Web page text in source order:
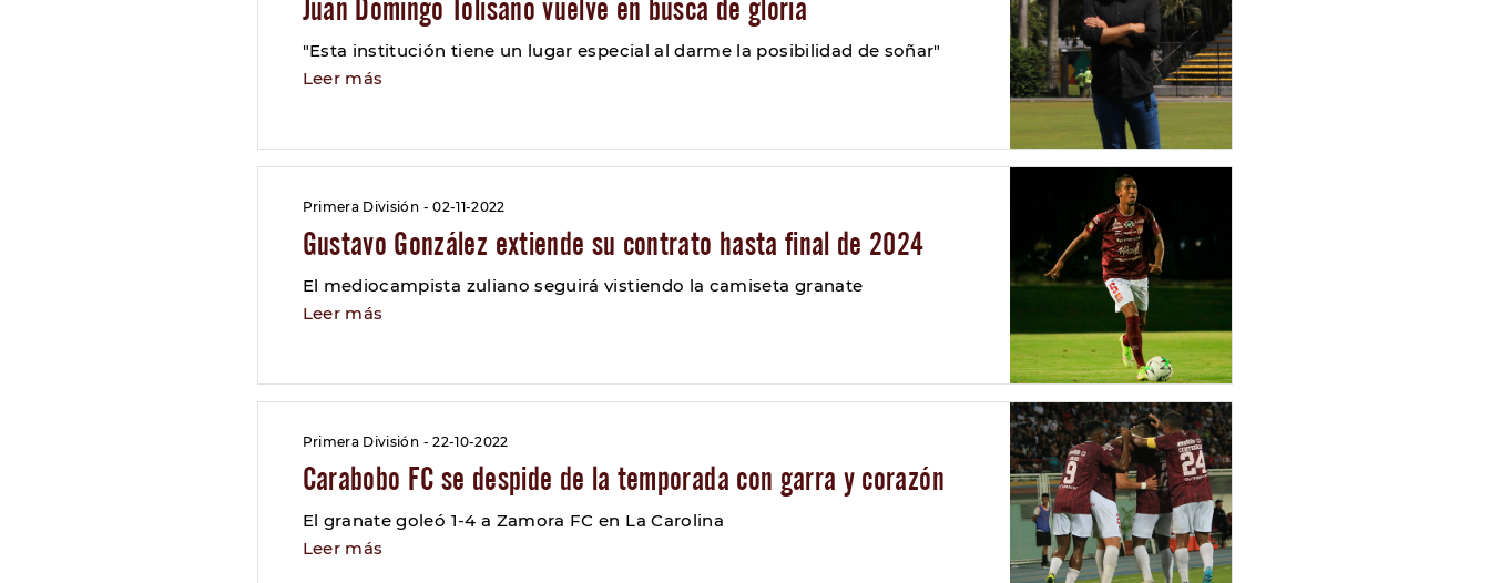
Juan Domingo Tolisano vuelve en busca de gloria
"Esta institución tiene un lugar especial al darme la posibilidad de soñar"
Leer más
Primera División - 02-11-2022
Gustavo González extiende su contrato hasta final de 2024
El mediocampista zuliano seguirá vistiendo la camiseta granate
Leer más
Primera División - 22-10-2022
Carabobo FC se despide de la temporada con garra y corazón
El granate goleó 1-4 a Zamora FC en La Carolina
Leer más